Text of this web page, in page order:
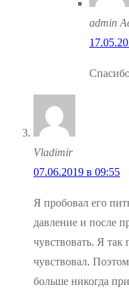
admin
Vladimir
07.06.2019 в 09:55
Я пробовал его
давление и после
чувствовать. Я так
чувствовал.
больше никогда